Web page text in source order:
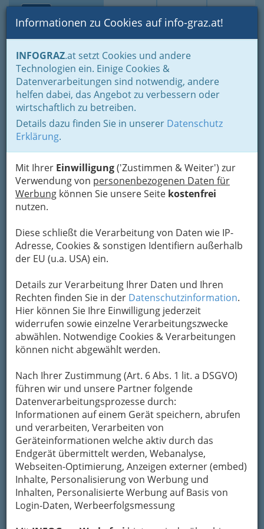
Suche Login Toggle
Informationen zu Cookies auf info-graz.at!
INFOGRAZ.at setzt Cookies und andere
Technologien ein. Einige Cookies &
Datenverarbeitungen sind notwendig, andere
helfen dabei, das Angebot zu verbessern oder
wirtschaftlich zu betreiben.
Details dazu finden Sie in unserer Datenschutz
Erklärung.
Mit Ihrer Einwilligung('Zustimmen & Weiter') zur
Verwendung von personenbezogenen Daten für
Werbung können Sie unsere Seite kostenfrei
nutzen.
Diese schließt die Verarbeitung von Daten wie IP-
Adresse, Cookies & sonstigen Identifiern außerhalb
der EU (u.a. USA) ein.
Details zur Verarbeitung Ihrer Daten und Ihren
Rechten finden Sie in der Datenschutzinformation.
Hier können Sie Ihre Einwilligung jederzeit
widerrufen sowie einzelne Verarbeitungszwecke
abwählen. Notwendige Cookies & Verarbeitungen
können nicht abgewählt werden.
Nach Ihrer Zustimmung (Art. 6 Abs. 1 lit. a DSGVO)
führen wir und unsere Partner folgende
Datenverarbeitungsprozesse durch:
Informationen auf einem Gerät speichern, abrufen
und verarbeiten, Verarbeiten von
Geräteinformationen welche aktiv durch das
Endgerät übermittelt werden, Webanalyse,
Webseiten-Optimierung, Anzeigen externer (embed)
Inhalte, Personalisierung von Werbung und
Inhalten, Personalisierte Werbung auf Basis von
Login-Daten, Werbeerfolgsmessung
Home Lebens-Guide Ausflugsziele in der grünen Mark
Planetarium Judenburg
Kirchplatz 1, 8750 Judenburg
+43 3572 44 088
Im Internationalen Jahr der
Astronomie können die
Besucher, und vor allem auch
Kinder und Familien im
Sternenturm Judenburg
heuer auf spektakuläre neue
Highlights zählen. Die
Location ist der 500 Jahre alte
Stadtturm von Judenburg, mit
75 Metern der höchste Stadtturm Österreichs, der seit zwei
Jahren das modernste Planetarium Europas beherbergt. Eine
spektakuläre Reise vom Mittelalter in das Universum – ein
optimales wetterunabhängiges Ausflugs- und
Ferienprogramm.
Neuist imPlanetarium Judenburg
Dimensionen":
Unser Planet Erde ist
gemessen an den
Weiten des Alls ein
Winzling. Ein Lichtjahr -
das sind rund 9500
Milliarden Kilometer! Allein für das Durchqueren
der Milchstraße benötigt das Licht unglaubliche
100.000 Jahre! In dieser neuen 3D-Show wird
versucht, es mit dem Unvorstellbaren
aufzunehmen. Mit Hilfe Bahn brechender